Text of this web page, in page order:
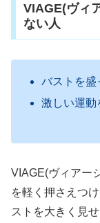
VIAGE(ヴィ
ない人
バストを盛
激しい運動
VIAGE(ヴィアー
を軽く押さえつ
ストを大きく見